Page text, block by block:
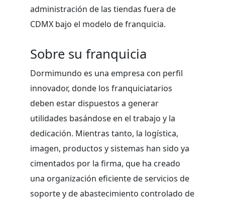
administración de las tiendas fuera de
CDMX bajo el modelo de franquicia.
Sobre su franquicia
Dormimundo es una empresa con perfil
innovador, donde los franquiciatarios
deben estar dispuestos a generar
utilidades basándose en el trabajo y la
dedicación. Mientras tanto, la logística,
imagen, productos y sistemas han sido ya
cimentados por la firma, que ha creado
una organización eficiente de servicios de
soporte y de abastecimiento controlado de